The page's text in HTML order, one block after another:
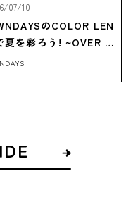
07/10
のCOLOR LEN
夏を彩ろう! ~OVER 1